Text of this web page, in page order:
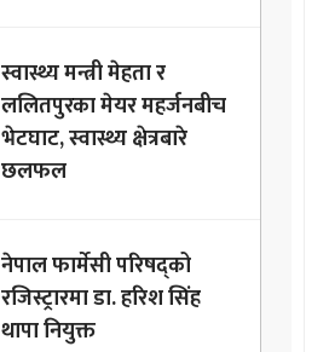
स्वास्थ्य मन्त्री मेहता र
ललितपुरका मेयर महर्जनबीच
भेटघाट, स्वास्थ्य क्षेत्रबारे
छलफल
नेपाल फार्मेसी परिषद्को
रजिस्ट्रारमा डा. हरिश सिंह
थापा नियुक्त